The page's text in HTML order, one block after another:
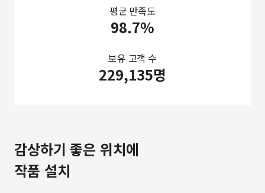
평균 만족도
98.7%
보유 고객 수
229,135명
감상하기 좋은 위치에
작품 설치